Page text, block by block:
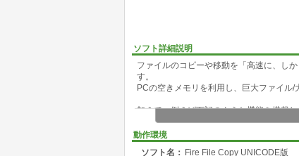
ソフト詳細説明
ファイルのコピーや移動を「高速に、し
す。
PCの空きメモリを利用し、巨大ファイル/
加えて、例えば下記のような機能を搭載
・書き込み破損チェック(ベリファイ)
・書き込み時の断片化の抑制
・処理の一時停止、複数処理のキューイ
動作環境
ソフト名： Fire File Copy UNICODE版